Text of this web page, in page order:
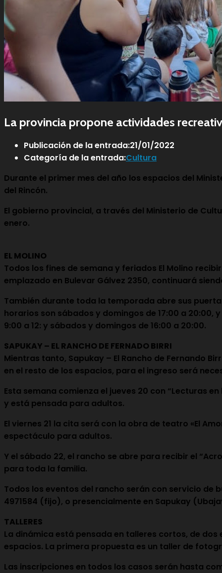
La provincia propone actividades
Publicación de la entrada:21/01/2022
Categoría de la entrada:Cultura
Durante el primer mes del año los espacios del
del Rincón.
El gobierno provincial, a través del Ministerio de
enero.
EL MOLINO
Todos los fines de semana y feriados El Molino
emplazado en Bulevar Gálvez 2350, continuará
También durante toda la temporada abre sus
horarios son sábados y domingos de 17:00 a
9:00 a 12: y sábados y domingos de 16:00 a 20:00.
SAPUKAY – EL RANCHO DE FERNADO BIRRI
Mientras tanto, Sapukay – El Rancho de Fernando
en el resto de los espacios, para el ingreso será
Esta semana comienza el jueves 20 con “Lecturas
y está pensada para adultos.
El viernes 21 la cita será con la obra de teatro «El
espectáculo para adultos.
Y el sábado 22, el rancho se abre para recibir el
para toda la familia.
Todos los eventos del rancho serán con servicio
4971584 (fijo), o presencialmente en Sapukay
TALLERES
La dinámica está pensada en talleres cortos, de
espacios. La primera propuesta es un taller de
Las inscripciones en todos los casos serán hasta